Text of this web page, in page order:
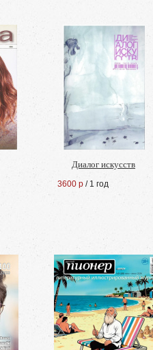
Диалог искусств
3600 р / 1 год